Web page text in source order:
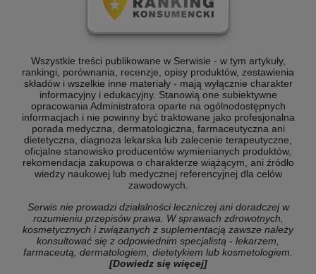
Wszystkie treści publikowane w Serwisie - w tym artykuły,
rankingi, porównania, recenzje, opisy produktów, zestawienia
składów i wszelkie inne materiały - mają wyłącznie charakter
informacyjny i edukacyjny. Stanowią one subiektywne
opracowania Administratora oparte na ogólnodostępnych
informacjach i nie powinny być traktowane jako profesjonalna
porada medyczna, dermatologiczna, farmaceutyczna ani
dietetyczna, diagnoza lekarska lub zalecenie terapeutyczne,
oficjalne stanowisko producentów wymienianych produktów,
rekomendacja zakupowa o charakterze wiążącym, ani źródło
wiedzy naukowej lub medycznej referencyjnej dla celów
zawodowych.
Serwis nie prowadzi działalności leczniczej ani doradczej w
rozumieniu przepisów prawa. W sprawach zdrowotnych,
kosmetycznych i związanych z suplementacją zawsze należy
konsultować się z odpowiednim specjalistą - lekarzem,
farmaceutą, dermatologiem, dietetykiem lub kosmetologiem.
[Dowiedz się więcej]